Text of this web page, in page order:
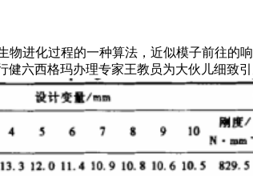
物进化过程的一种算法，近似模子前往的
六西格玛办理专家王教员为大伙儿细致